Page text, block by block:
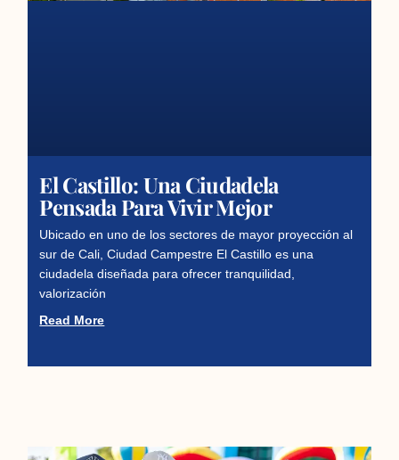
El Castillo: Una Ciudadela
Pensada Para Vivir Mejor
Ubicado en uno de los sectores de mayor proyección al
sur de Cali, Ciudad Campestre El Castillo es una
ciudadela diseñada para ofrecer tranquilidad,
valorización
Read More